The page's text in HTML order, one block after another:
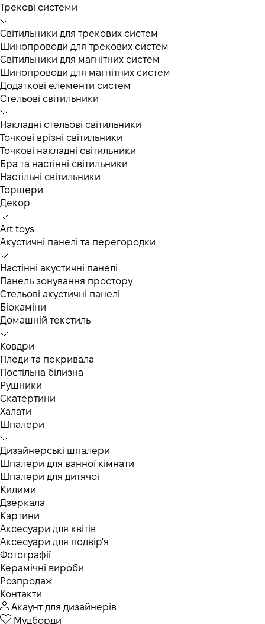
Трекові системи
Світильники для трекових систем
Шинопроводи для трекових систем
Світильники для магнітних систем
Шинопроводи для магнітних систем
Додаткові елементи систем
Cтельові світильники
Накладні стельові світильники
Точкові врізні світильники
Точкові накладні світильники
Бра та настінні світильники
Настільні світильники
Торшери
Декор
Art toys
Акустичні панелі та перегородки
Настінні акустичні панелі
Панель зонування простору
Стельові акустичні панелі
Біокаміни
Домашній текстиль
Ковдри
Пледи та покривала
Постільна білизна
Рушники
Скатертини
Халати
Шпалери
Дизайнерські шпалери
Шпалери для ванної кімнати
Шпалери для дитячої
Килими
Дзеркала
Картини
Аксесуари для квітів
Аксесуари для подвір'я
Фотографії
Керамічні вироби
Розпродаж
Контакти
Акаунт для дизайнерів
Мудборди